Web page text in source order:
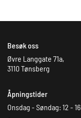
Besøk oss
Øvre Langgate 71a,
3110 Tønsberg
Åpningstider
Onsdag - Søndag: 12 - 16